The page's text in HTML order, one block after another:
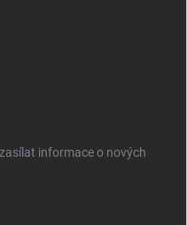
informace o nových